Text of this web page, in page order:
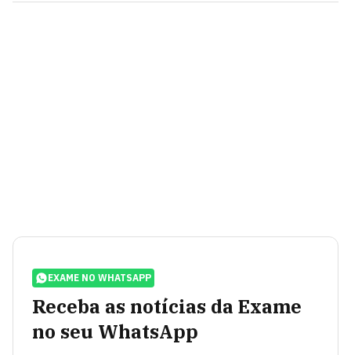
EXAME NO WHATSAPP
Receba as notícias da Exame
no seu WhatsApp